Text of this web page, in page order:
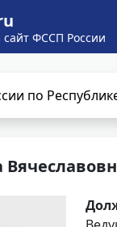
ФССП России
по